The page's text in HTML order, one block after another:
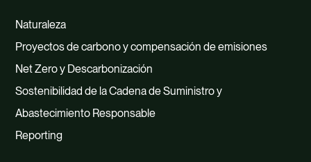
Naturaleza
Proyectos de carbono y compensación de emisiones
Net Zero y Descarbonización
Sostenibilidad de la Cadena de Suministro y
Abastecimiento Responsable
Reporting